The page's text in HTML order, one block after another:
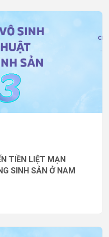
TIỀN LIỆT MẠN
SINH SẢN Ở NAM